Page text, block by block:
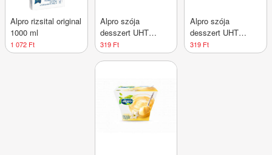
Alpro rizsital original
1000 ml
1 072 Ft
Alpro szója
desszert UHT
étcsoki 125 g
319 Ft
Alpro szója
desszert UHT
karamell 125 g
319 Ft